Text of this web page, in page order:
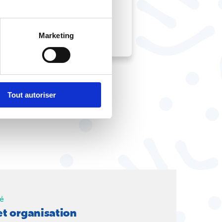
Marketing
Tout autoriser
organisation